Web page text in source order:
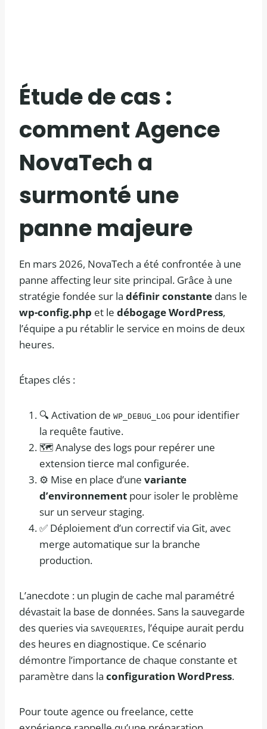
Étude de cas :
comment Agence
NovaTech a
surmonté une
panne majeure
En mars 2026, NovaTech a été confrontée à une
panne affecting leur site principal. Grâce à une
stratégie fondée sur la définir constante dans le
wp-config.php et le débogage WordPress,
l’équipe a pu rétablir le service en moins de deux
heures.
Étapes clés :
🔍 Activation de WP_DEBUG_LOG pour identifier
la requête fautive.
🗺️ Analyse des logs pour repérer une
extension tierce mal configurée.
⚙️ Mise en place d’une variante
d’environnement pour isoler le problème
sur un serveur staging.
✅ Déploiement d’un correctif via Git, avec
merge automatique sur la branche
production.
L’anecdote : un plugin de cache mal paramétré
dévastait la base de données. Sans la sauvegarde
des queries via SAVEQUERIES, l’équipe aurait perdu
des heures en diagnostique. Ce scénario
démontre l’importance de chaque constante et
paramètre dans la configuration WordPress.
Pour toute agence ou freelance, cette